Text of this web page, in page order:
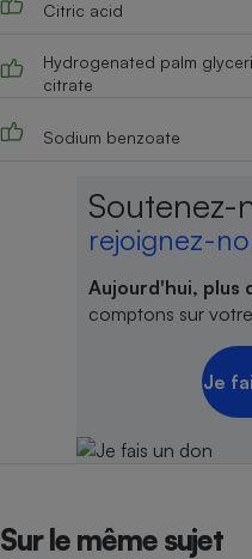
Citric acid
Hydrogenated palm
citrate
Sodium benzoate
Soutenez-
rejoignez-
Aujourd'hui, plus
comptons sur
Je
Sur le même sujet